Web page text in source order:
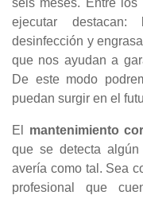
seis meses. Entre los
ejecutar
desinfección y
que nos ayudan a
De este modo
puedan surgir en el
El mantenimiento
que se detecta
avería como tal. Sea
profesional que